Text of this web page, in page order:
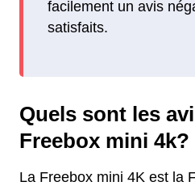
facilement un avis
satisfaits.
Quels sont les
Freebox mini 4k?
La Freebox mini 4K est la